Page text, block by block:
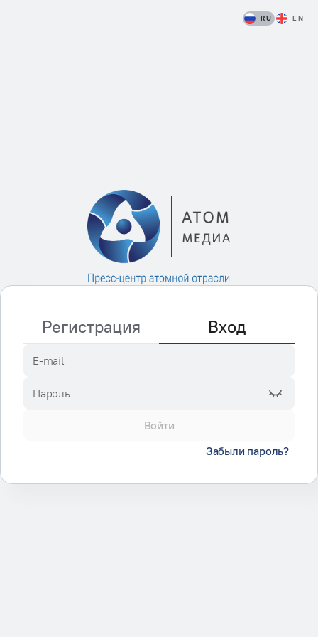
RU EN
Регистрация Вход
E-mail
Пароль
Войти
Забыли пароль?